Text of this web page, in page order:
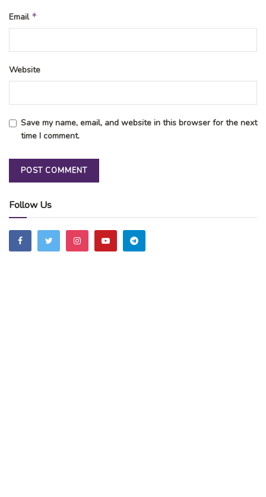
Email *
Website
Save my name, email, and website in this browser for the next
time I comment.
Follow Us